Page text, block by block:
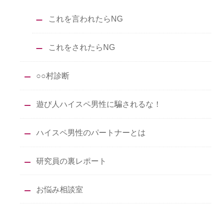
これを言われたらNG
これをされたらNG
○○村診断
遊び人ハイスペ男性に騙されるな！
ハイスペ男性のパートナーとは
研究員の裏レポート
お悩み相談室